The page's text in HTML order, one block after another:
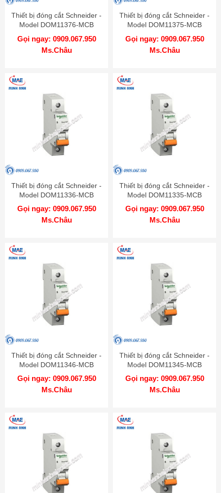
Thiết bị đóng cắt Schneider -
Model DOM11376-MCB
Gọi ngay: 0909.067.950
Ms.Châu
Thiết bị đóng cắt Schneider -
Model DOM11375-MCB
Gọi ngay: 0909.067.950
Ms.Châu
Thiết bị đóng cắt Schneider -
Model DOM11336-MCB
Gọi ngay: 0909.067.950
Ms.Châu
Thiết bị đóng cắt Schneider -
Model DOM11335-MCB
Gọi ngay: 0909.067.950
Ms.Châu
Thiết bị đóng cắt Schneider -
Model DOM11346-MCB
Gọi ngay: 0909.067.950
Ms.Châu
Thiết bị đóng cắt Schneider -
Model DOM11345-MCB
Gọi ngay: 0909.067.950
Ms.Châu